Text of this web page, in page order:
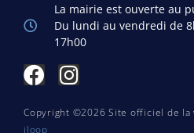
La mairie est ouverte au
Du lundi au vendredi de
17h00
Copyright ©2026 Site officiel de la
iloop